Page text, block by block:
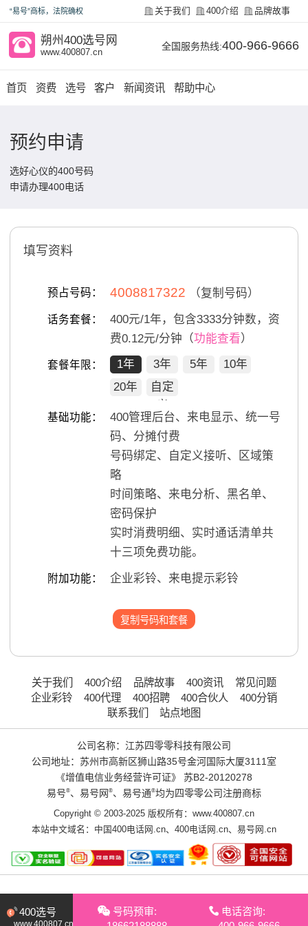
“易号”商标，法院确权 关于我们 400介绍 品牌故事
朔州400选号网
www.400807.cn
全国服务热线:400-966-9666
首页 资费 选号 客户 新闻资讯 帮助中心
预约申请
选好心仪的400号码
申请办理400电话
填写资料
预占号码： 4008817322 （复制号码）
话务套餐： 400元/1年，包含3333分钟数，资
费0.12元/分钟（功能查看）
套餐年限： 1年 3年 5年
10年
20年
自定
义
基础功能：
400管理后台、来电显示、统一号
码、分摊付费
号码绑定、自定义接听、区域策
略
时间策略、来电分析、黑名单、
密码保护
实时消费明细、实时通话清单共
十三项免费功能。
附加功能： 企业彩铃、来电提示彩铃
复制号码和套餐
关于我们 400介绍 品牌故事 400资讯
常见问题
企业彩铃
400代理 400招聘 400合伙人
400分销
联系我们
站点地图
公司名称：江苏四零零科技有限公司
公司地址：苏州市高新区狮山路35号金河国际大厦3111室
《增值电信业务经营许可证》
苏B2-20120278
易号®、易号网 ®、易号通®均为四零零公司注册商标
Copyright © 2003-2025 版权所有：www.400807.cn
本站中文域名： 中国400电话网.cn、 400电话网.cn、 易号网.cn
400选号
www.400807.cn
号码预审:
电话咨询: